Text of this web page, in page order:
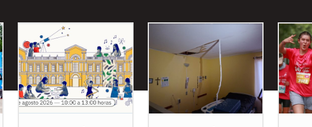
p
a